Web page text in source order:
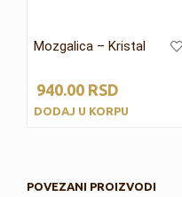
Mozgalica – Kristal
940.00 RSD
DODAJ U KORPU
POVEZANI PROIZVODI